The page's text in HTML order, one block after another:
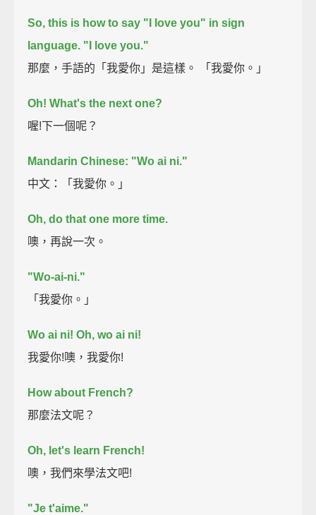
So, this is how to say "I love you" in sign
language. "I love you."
那麼，手語的「我愛你」是這樣。 「我愛你。」
Oh! What's the next one?
喔!下一個呢？
Mandarin Chinese: "Wo ai ni."
中文：「我愛你。」
Oh, do that one more time.
噢，再說一次。
"Wo-ai-ni."
「我愛你。」
Wo ai ni! Oh, wo ai ni!
我愛你!噢，我愛你!
How about French?
那麼法文呢？
Oh, let's learn French!
噢，我們來學法文吧!
"Je t'aime."